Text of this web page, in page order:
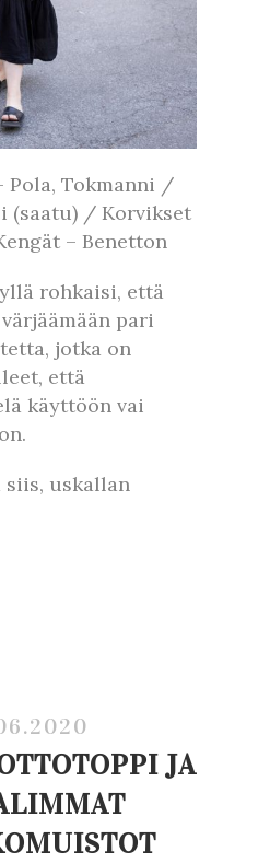
Pola, Tokmanni /
(saatu) / Korvikset
– Benetton
rohkaisi, että
pari
jotka on
että
käyttöön vai
siis, uskallan
JA